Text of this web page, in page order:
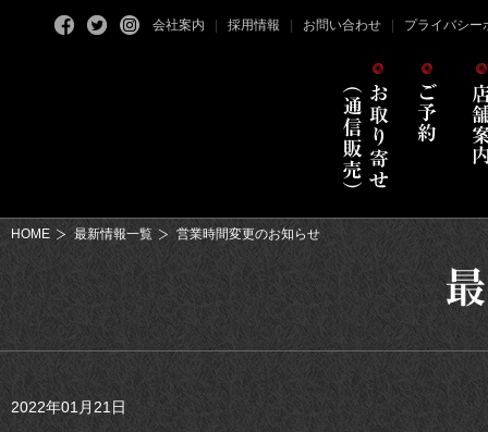
会社案内 採用情報 お問い合わせ プライバシー
HOME 最新情報一覧 営業時間変更のお知らせ
2022年01月21日